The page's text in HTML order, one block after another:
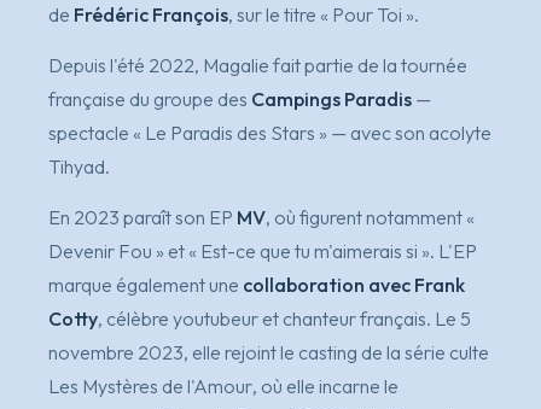
de Frédéric François, sur le titre « Pour Toi ».
Depuis l'été 2022, Magalie fait partie de la tournée
française du groupe des Campings Paradis —
spectacle « Le Paradis des Stars » — avec son acolyte
Tihyad.
En 2023 paraît son EP MV, où figurent notamment «
Devenir Fou » et « Est-ce que tu m'aimerais si ». L'EP
marque également une collaboration avec Frank
Cotty, célèbre youtubeur et chanteur français. Le 5
novembre 2023, elle rejoint le casting de la série culte
Les Mystères de l'Amour, où elle incarne le